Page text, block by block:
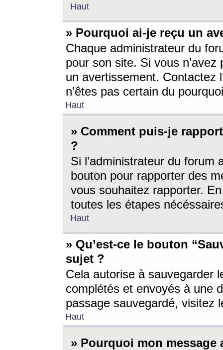
Haut
» Pourquoi ai-je reçu un
Chaque administrateur du
pour son site. Si vous
un avertissement. Contactez
n’êtes pas certain du
Haut
» Comment puis-je
?
Si l’administrateur du forum
bouton pour rapporter des
vous souhaitez rapporter.
toutes les étapes
Haut
» Qu’est-ce le bouton
sujet ?
Cela autorise à sauvegarder
complétés et envoyés à une
passage sauvegardé, visitez
Haut
» Pourquoi mon message